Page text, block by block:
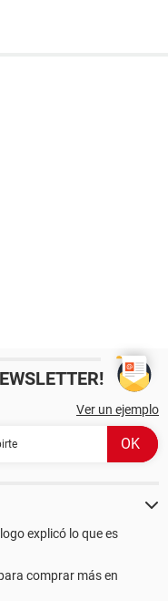
Ver un ejemplo
explicó lo que es
comprar más en